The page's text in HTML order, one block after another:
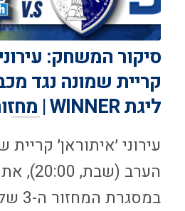
סיקור המשחק:
קריית שמונה נגד
ליגת WINNER | מחזור 3
עירוני ׳איתוראן׳
הערב